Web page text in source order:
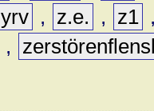
yrv , z.e. , z1
,